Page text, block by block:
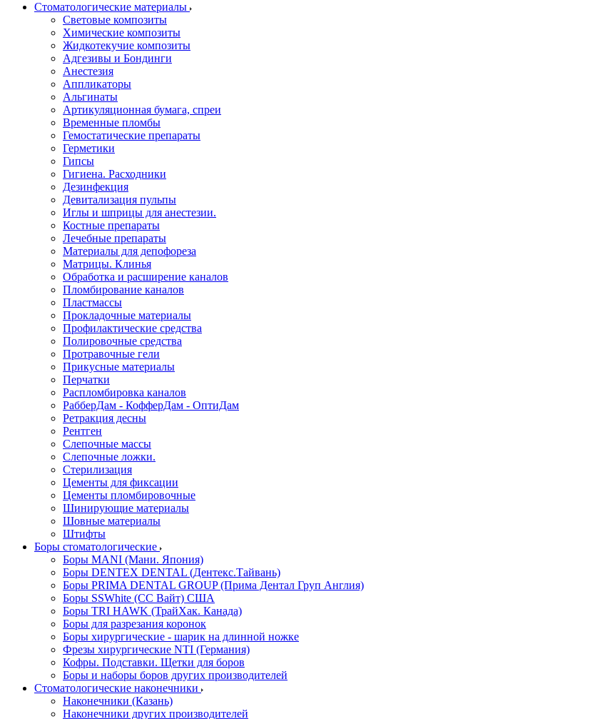
Стоматологические материалы
Световые композиты
Химические композиты
Жидкотекучие композиты
Адгезивы и Бондинги
Анестезия
Аппликаторы
Альгинаты
Артикуляционная бумага, спреи
Временные пломбы
Гемостатические препараты
Герметики
Гипсы
Гигиена. Расходники
Дезинфекция
Девитализация пульпы
Иглы и шприцы для анестезии.
Костные препараты
Лечебные препараты
Материалы для депофореза
Матрицы. Клинья
Обработка и расширение каналов
Пломбирование каналов
Пластмассы
Прокладочные материалы
Профилактические средства
Полировочные средства
Протравочные гели
Прикусные материалы
Перчатки
Распломбировка каналов
РабберДам - КофферДам - ОптиДам
Ретракция десны
Рентген
Слепочные массы
Слепочные ложки.
Стерилизация
Цементы для фиксации
Цементы пломбировочные
Шинирующие материалы
Шовные материалы
Штифты
Боры стоматологические
Боры MANI (Мани. Япония)
Боры DENTEX DENTAL (Дентекс.Тайвань)
Боры PRIMA DENTAL GROUP (Прима Дентал Груп Англия)
Боры SSWhite (СС Вайт) США
Боры TRI HAWK (ТрайХак. Канада)
Боры для разрезания коронок
Боры хирургические - шарик на длинной ножке
Фрезы хирургические NTI (Германия)
Кофры. Подставки. Щетки для боров
Боры и наборы боров других производителей
Стоматологические наконечники
Наконечники (Казань)
Наконечники других производителей